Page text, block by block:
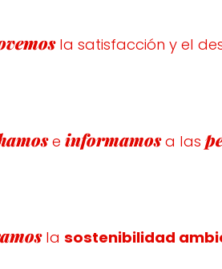
la satisfacción y el
einformamosa las
lasostenibilidad
una